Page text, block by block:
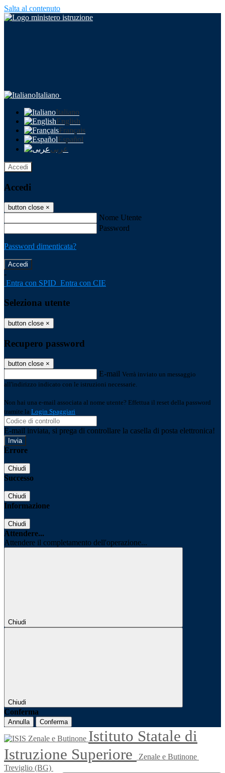
Salta al contenuto
Italiano
Italiano
English
Français
Español
عربى
Accedi
Accedi
button close ×
Nome Utente
Password
Password dimenticata?
-
Entra con SPID Entra con CIE
Seleziona utente
button close ×
Recupero password
button close ×
E-mail Verrà inviato un messaggio
all'indirizzo indicato con le istruzioni necessarie.
Non hai una e-mail associata al nome utente? Effettua il reset della password
tramite la Login Spaggiari
E-mail inviata, si prega di controllare la casella di posta elettronica!
Errore
Chiudi
Successo
Chiudi
Informazione
Chiudi
Attendere...
Attendere il completamento dell'operazione...
Chiudi
Chiudi
Conferma
Annulla Conferma
Istituto Statale di
Istruzione Superiore
Zenale e Butinone
Treviglio (BG)